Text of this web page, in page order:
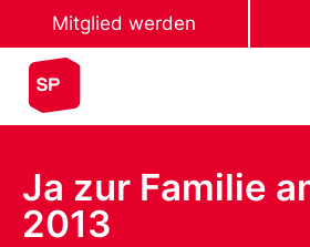
Mitglied werden
Ja zur Familie
2013